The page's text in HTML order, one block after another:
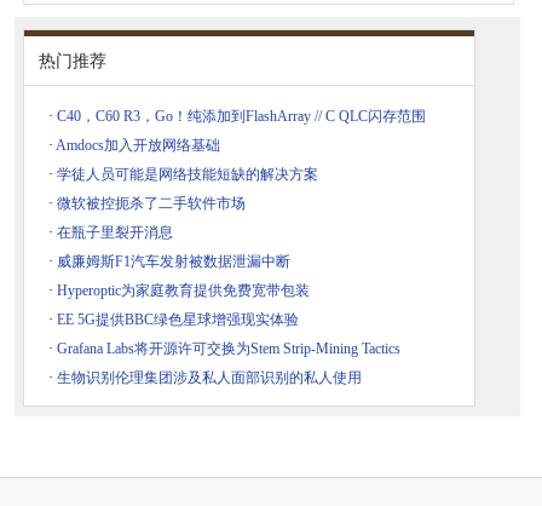
热门推荐
· C40，C60 R3，Go！纯添加到FlashArray // C QLC闪存范围
· Amdocs加入开放网络基础
· 学徒人员可能是网络技能短缺的解决方案
· 微软被控扼杀了二手软件市场
· 在瓶子里裂开消息
· 威廉姆斯F1汽车发射被数据泄漏中断
· Hyperoptic为家庭教育提供免费宽带包装
· EE 5G提供BBC绿色星球增强现实体验
· Grafana Labs将开源许可交换为Stem Strip-Mining Tactics
· 生物识别伦理集团涉及私人面部识别的私人使用